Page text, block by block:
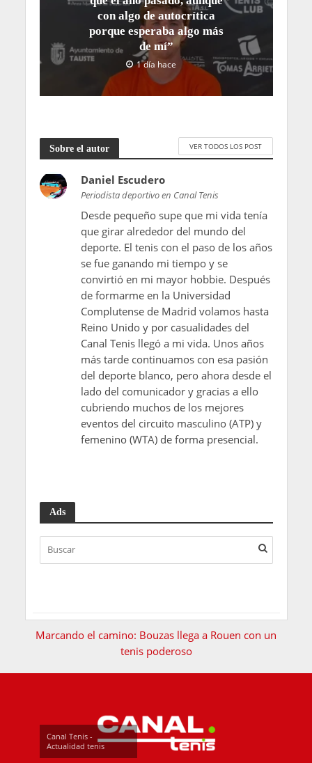
con algo de autocrítica
porque esperaba algo más
de mí”
1 día hace
Sobre el autor VER TODOS LOS POST
Daniel Escudero
Periodista deportivo en Canal Tenis
Desde pequeño supe que mi vida tenía
que girar alrededor del mundo del
deporte. El tenis con el paso de los años
se fue ganando mi tiempo y se
convirtió en mi mayor hobbie. Después
de formarme en la Universidad
Complutense de Madrid volamos hasta
Reino Unido y por casualidades del
Canal Tenis llegó a mi vida. Unos años
más tarde continuamos con esa pasión
del deporte blanco, pero ahora desde el
lado del comunicador y gracias a ello
cubriendo muchos de los mejores
eventos del circuito masculino (ATP) y
femenino (WTA) de forma presencial.
Ads
Marcando el camino: Bouzas llega a Rouen con un
tenis poderoso
Canal Tenis -
Actualidad tenis